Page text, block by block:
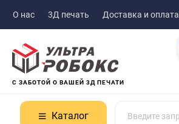
О нас 3Д печать Доставка и оплата
С ЗАБОТОЙ О ВАШЕЙ 3Д ПЕЧАТИ
Каталог